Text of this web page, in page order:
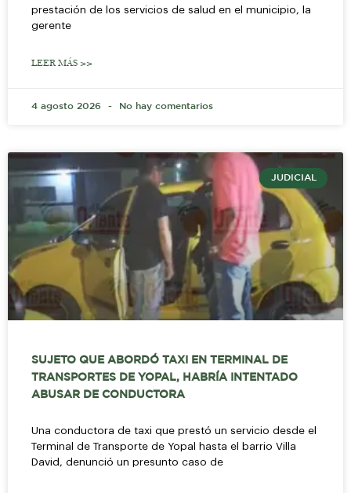
prestación de los servicios de salud en el municipio, la
gerente
LEER MÁS >>
4 agosto 2026 No hay comentarios
JUDICIAL
SUJETO QUE ABORDÓ TAXI EN TERMINAL DE
TRANSPORTES DE YOPAL, HABRÍA INTENTADO
ABUSAR DE CONDUCTORA
Una conductora de taxi que prestó un servicio desde el
Terminal de Transporte de Yopal hasta el barrio Villa
David, denunció un presunto caso de